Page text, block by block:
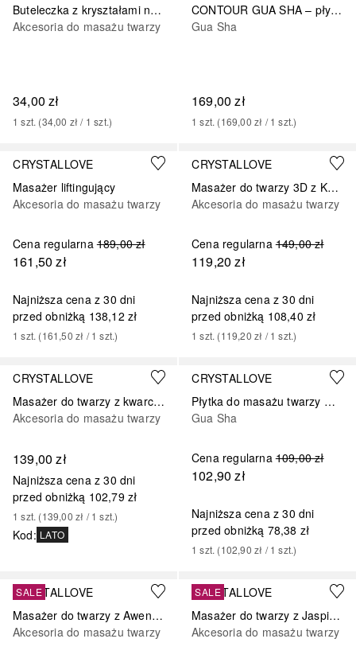
Buteleczka z kryształami na olejek 10ml – jadeit
Akcesoria do masażu twarzy
34,00 zł
1 szt. (34,00 zł / 1 szt.)
CONTOUR GUA SHA – płytka do masażu gua sha z labradorytu
Gua Sha
169,00 zł
1 szt. (169,00 zł / 1 szt.)
CRYSTALLOVE
Masażer liftingujący
Akcesoria do masażu twarzy
Cena regularna 189,00 zł
161,50 zł
Najniższa cena z 30 dni
przed obniżką 138,12 zł
1 szt. (161,50 zł / 1 szt.)
CRYSTALLOVE
Masażer do twarzy 3D z Kwarcu Różowego
Akcesoria do masażu twarzy
Cena regularna 149,00 zł
119,20 zł
Najniższa cena z 30 dni
przed obniżką 108,40 zł
1 szt. (119,20 zł / 1 szt.)
CRYSTALLOVE
Masażer do twarzy z kwarcu różowego SELFLOVE set
Akcesoria do masażu twarzy
139,00 zł
Najniższa cena z 30 dni
przed obniżką 102,79 zł
1 szt. (139,00 zł / 1 szt.)
Kod: LATO
CRYSTALLOVE
Płytka do masażu twarzy Gua Sha z Kryształu Górskiego
Gua Sha
Cena regularna 109,00 zł
102,90 zł
Najniższa cena z 30 dni
przed obniżką 78,38 zł
1 szt. (102,90 zł / 1 szt.)
CRYSTALLOVE
Masażer do twarzy z Awenturynu
Akcesoria do masażu twarzy
SALE
CRYSTALLOVE
Masażer do twarzy z Jaspisu Dalmatyńskiego
Akcesoria do masażu twarzy
SALE